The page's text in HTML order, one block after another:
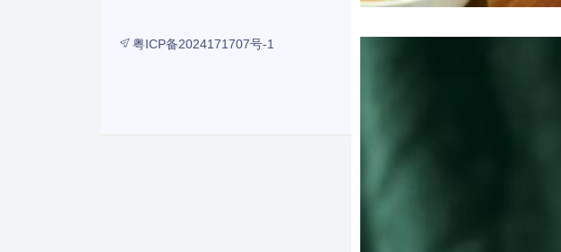
粤ICP备2024171707号-1